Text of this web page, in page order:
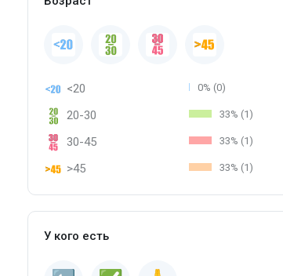
<20 0% (0)
20-30 33% (1)
30-45 33% (1)
>45 33% (1)
У кого есть